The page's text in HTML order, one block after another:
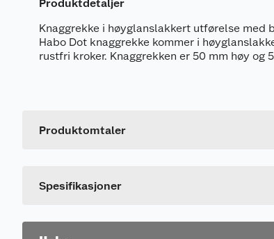
Produktdetaljer
Knaggrekke i høyglanslakkert utførelse med
Habo Dot knaggrekke kommer i
rustfri kroker. Knaggrekken er 50 mm høy og
Produktomtaler
Spesifikasjoner
Leverandørens artikkelnummer